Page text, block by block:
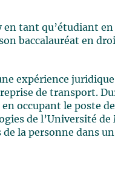
en tant qu’étudiant en
baccalauréat en
expérience
prise de transport.
occupant le poste
de l’Université
la personne dans un